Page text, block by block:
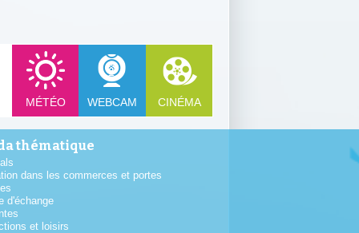
MÉTÉO WEBCAM CINÉMA
thématique
dans les commerces et portes
d'échange
et loisirs